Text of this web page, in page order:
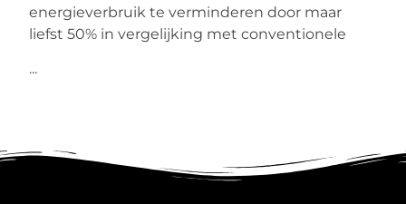
energieverbruik te verminderen door maar
liefst 50% in vergelijking met conventionele
...